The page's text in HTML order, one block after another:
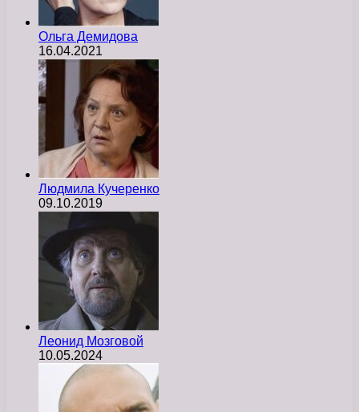
Ольга Демидова
16.04.2021
Людмила Кучеренко
09.10.2019
Леонид Мозговой
10.05.2024